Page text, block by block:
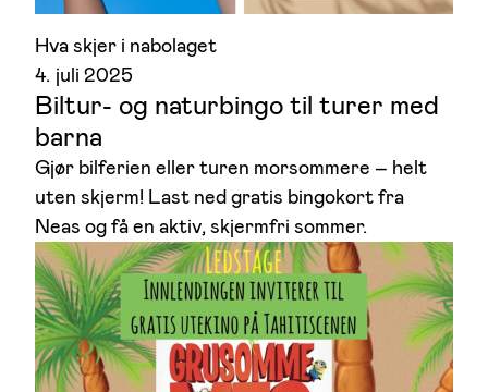
Hva skjer i nabolaget
4. juli 2025
Biltur- og naturbingo til turer med
barna
Gjør bilferien eller turen morsommere – helt
uten skjerm! Last ned gratis bingokort fra
Neas og få en aktiv, skjermfri sommer.